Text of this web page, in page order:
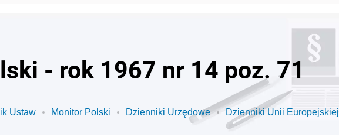
- rok 1967 nr 14 poz. 71
Ustaw Monitor Polski Dzienniki Urzędowe Dzienniki Unii Europejskiej